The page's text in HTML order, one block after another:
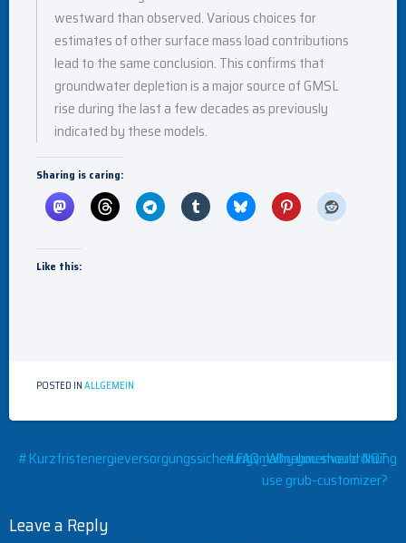
westward than observed. Various choices for
estimates of other surface mass load contributions
lead to the same conclusion. This confirms that
groundwater depletion is a major source of GMSL
rise during the last a few decades as previously
indicated by these models.
Sharing is caring:
Like this:
POSTED INALLGEMEIN
Post
#Kurzfristenergieversorgungssicherungsmaßnahmenverordnung
#FAQ _Why you should NOT
use grub-customizer?
Leave a Reply